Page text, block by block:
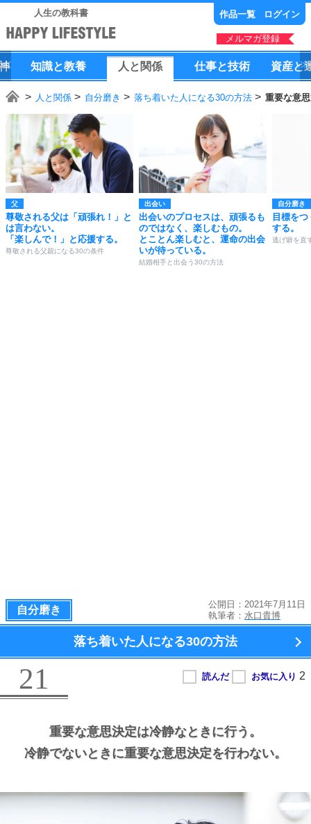
人生の教科書 作品一覧 ログイン
メルマガ登録
知識と教養 人 と 関係 仕事と技術 資産と
人と関係 自分磨き 落ち着いた人になる30の方法 重要な意
父
尊敬される父は「頑張れ！」と
は言わない。
「楽しんで！」と応援する。
尊敬される父親になる30の条件
出会い
出会いのプロセスは、頑張るも
のではなく、楽しむもの。
とことん楽しむと、運命の出会
いが待っている。
結婚相手と出会う30の方法
自分磨き
目標を
する。
逃げ癖を直
自分磨き
公開日：2021年7月11日
執筆者： 水口貴博
落ち着いた人になる30の方法
21
重要な意思決定は冷静なときに行う。
冷静でないときに重要な意思決定を行わない。